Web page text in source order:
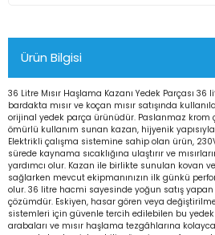
Ürün Bilgisi
36 Litre Mısır Haşlama Kazanı Yedek Parçası 36
bardakta mısır ve koçan mısır satışında
orijinal yedek parça ürünüdür. Paslanmaz krom
ömürlü kullanım sunan kazan, hijyenik
Elektrikli çalışma sistemine sahip olan ürün,
sürede kaynama sıcaklığına ulaştırır ve
yardımcı olur. Kazan ile birlikte sunulan kovan
sağlarken mevcut ekipmanınızın ilk günkü
olur. 36 litre hacmi sayesinde yoğun satış
çözümdür. Eskiyen, hasar gören veya
sistemleri için güvenle tercih edilebilen bu
arabaları ve mısır haşlama tezgâhlarına